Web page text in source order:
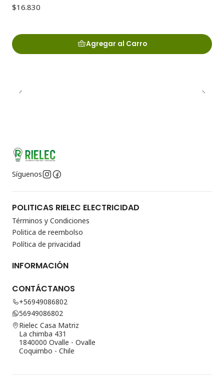
$16.830
Agregar al Carro
Síguenos
POLITICAS RIELEC ELECTRICIDAD
Términos y Condiciones
Politica de reembolso
Política de privacidad
INFORMACIÓN
CONTÁCTANOS
+56949086802
56949086802
Rielec Casa Matriz
La chimba 431
1840000 Ovalle - Ovalle
Coquimbo - Chile